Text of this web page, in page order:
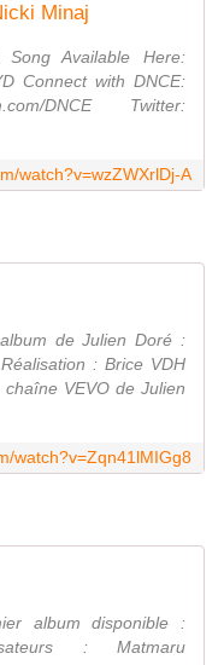
Minaj
Available Here:
Connect with DNCE:
DNCE Twitter:
watch?v=wzZWXrlDj-A
de Julien Doré :
: Brice VDH
VEVO de Julien
watch?v=Zqn41lMIGg8
album disponible :
: Matmaru